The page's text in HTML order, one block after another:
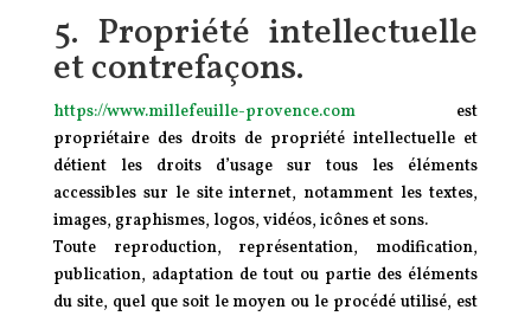
5. Propriété intellectuelle
et contrefaçons.
https://www.millefeuille-provence.comest
propriétaire des droits de propriété intellectuelle et
détient les droits d’usage sur tous les éléments
accessibles sur le site internet, notamment les textes,
images, graphismes, logos, vidéos, icônes et sons.
Toute reproduction, représentation, modification,
publication, adaptation de tout ou partie des éléments
du site, quel que soit le moyen ou le procédé utilisé, est